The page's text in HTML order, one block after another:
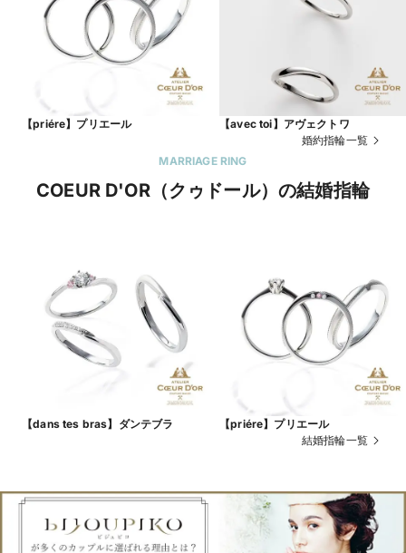
【priére】プリエール
【avec toi】アヴェクトワ
婚約指輪一覧
MARRIAGE RING
COEUR D'OR（クゥドール）の結婚指輪
【dans tes bras】ダンテブラ
【priére】プリエール
結婚指輪一覧